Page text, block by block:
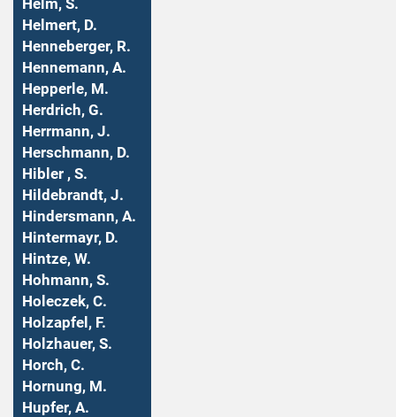
Helm, S.
Helmert, D.
Henneberger, R.
Hennemann, A.
Hepperle, M.
Herdrich, G.
Herrmann, J.
Herschmann, D.
Hibler , S.
Hildebrandt, J.
Hindersmann, A.
Hintermayr, D.
Hintze, W.
Hohmann, S.
Holeczek, C.
Holzapfel, F.
Holzhauer, S.
Horch, C.
Hornung, M.
Hupfer, A.